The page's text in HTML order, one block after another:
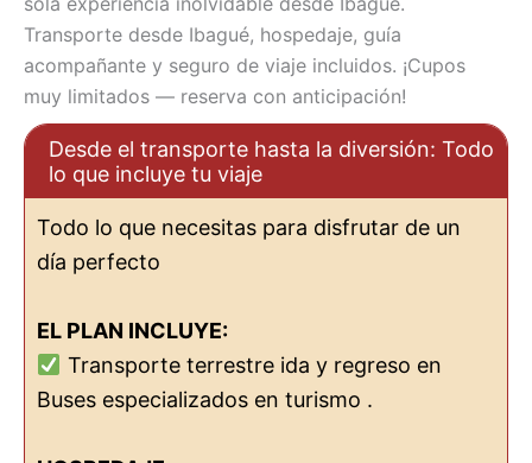
Transporte desde Ibagué, hospedaje, guía
acompañante y seguro de viaje incluidos. ¡Cupos
muy limitados — reserva con anticipación!
Desde el transporte hasta la diversión: Todo
lo que incluye tu viaje
Todo lo que necesitas para disfrutar de un
día perfecto
EL PLAN INCLUYE:
Transporte terrestre ida y regreso en
Buses especializados en turismo .